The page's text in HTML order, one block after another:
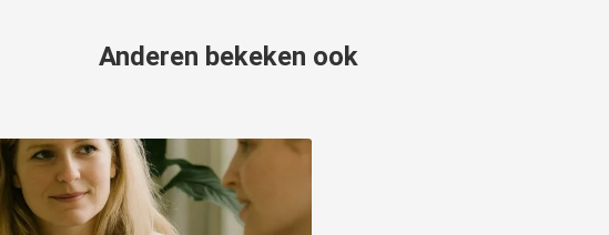
Anderen bekeken ook